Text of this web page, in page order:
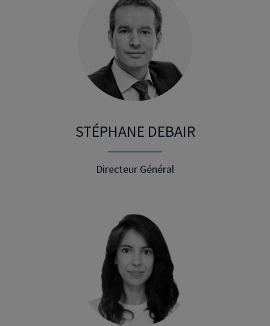
STÉPHANE DEBAIR
Directeur Général